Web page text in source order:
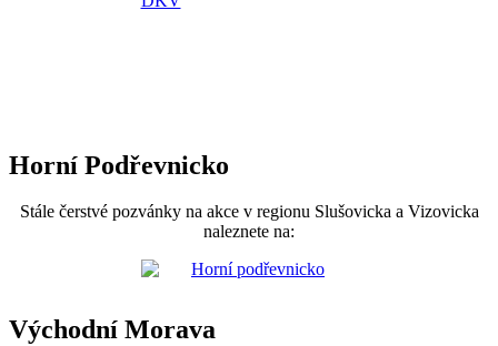
Horní Podřevnicko
Stále čerstvé pozvánky na akce v regionu Slušovicka a Vizovicka
naleznete na:
Východní Morava